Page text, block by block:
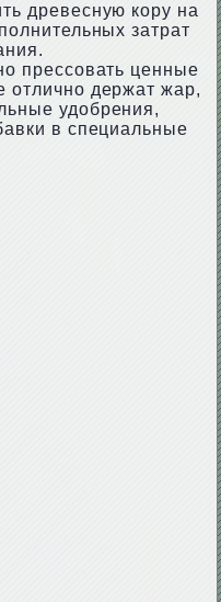
древесную кору на
затрат
прессовать ценные
отлично держат жар,
удобрения,
в специальные